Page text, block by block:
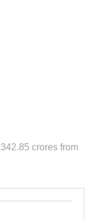
crores from